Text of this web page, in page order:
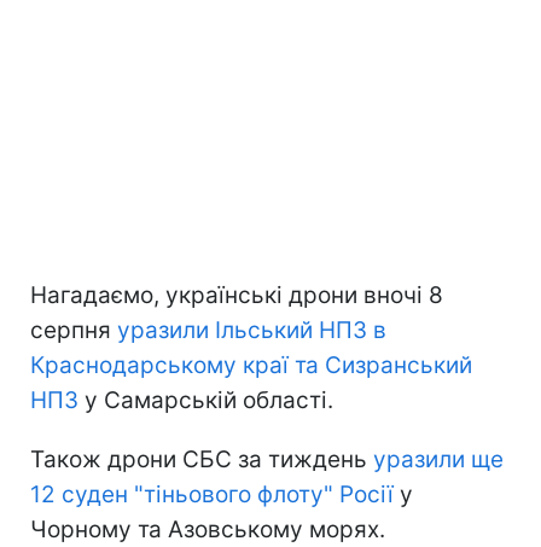
Нагадаємо, українські дрони вночі 8
серпня уразили Ільський НПЗ в
Краснодарському краї та Сизранський
НПЗ у Самарській області.
Також дрони СБС за тиждень уразили ще
12 суден "тіньового флоту" Росіїу
Чорному та Азовському морях.